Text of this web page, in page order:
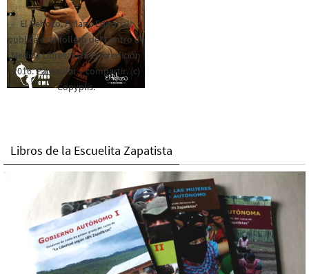
El Rebozo, Palapa Editorial,
publica este folleto del Centro de
Medios Libres. Esta es la edición
2016. Para rolar y compartir. (c)
Copyplis.
Libros de la Escuelita Zapatista